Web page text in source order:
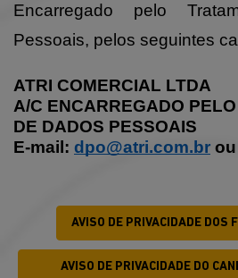
Encarregado pelo
Pessoais, pelos seguintes
ATRI COMERCIAL LTDA
A/C ENCARREGADO
DE DADOS PESSOAIS
E-mail: dpo@atri.com.br ou
AVISO DE PRIVACIDADE DOS
AVISO DE PRIVACIDADE DO